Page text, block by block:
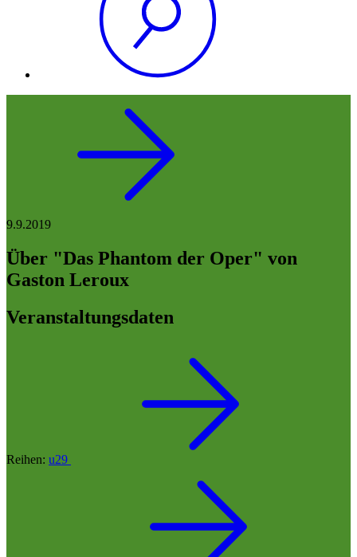
9.9.2019
Über "Das Phantom der Oper" von
Gaston Leroux
Veranstaltungsdaten
Reihen: u29